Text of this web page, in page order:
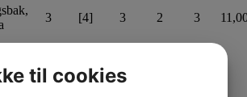
3 [4] 3 2 3
ISAF Low Point 2017-2020
til cookies